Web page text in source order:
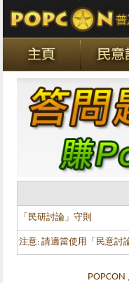
「民研討論」守則
注意: 請適當使用「民意討